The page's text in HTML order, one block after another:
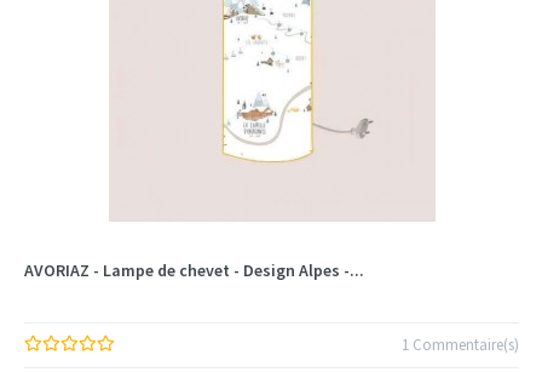
AVORIAZ - Lampe de chevet - Design Alpes -...
1 Commentaire(s)